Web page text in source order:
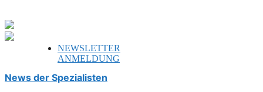
NEWSLETTER
ANMELDUNG
News der Spezialisten